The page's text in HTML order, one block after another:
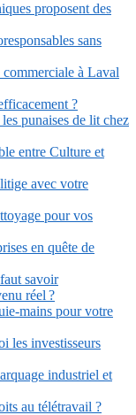
proposent des
sans
à Laval
?
punaises de lit chez
entre Culture et
avec votre
pour vos
en quête de
savoir
réel ?
mains pour votre
les investisseurs
industriel et
au télétravail ?